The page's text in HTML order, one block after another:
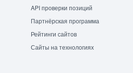
API проверки позиций
Партнёрская программа
Рейтинги сайтов
Сайты на технологиях